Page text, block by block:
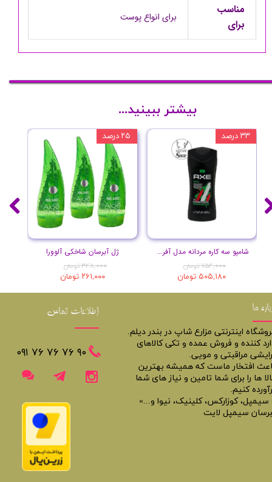
مناسب
برای
برای انواع پوست
ژل آبرسان شاخکی آلوورا
۳۴۸,۰۰۰ تومان
۲۶۱,۰۰۰ تومان
۲۵ درصد
شامپو سه کاره مردانه مدل آفریقا حجم 400 میل
۷۵۴,۰۰۰ تومان
۵۰۵,۱۸۰ تومان
۳۳ درصد
بیشتر ببینید...
ما
اینترنتی مزارع شاپ در بندر دیلم.
کننده و فروش عمده و تکی کالاهای
مراقبتی و مویی.
افتخار ماست که همیشه بهترین
ها را برای شما تامین و نیاز های شما
کنیم.
سیمپل، کوزارکس، کلینیک، نیوا و...»
سیمپل لایت
اطلاعات تماس
​​٩٠ ٧۶ ٧۶ ٧۶ ٠٩١